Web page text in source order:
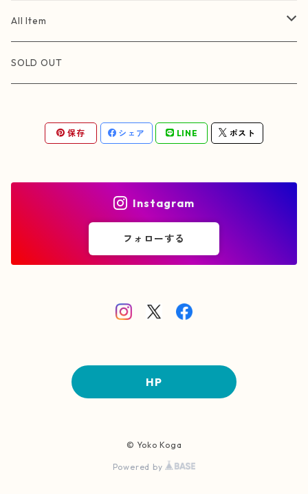
All Item
制作年から選ぶ
2023年作品
Nymph (ニンフ・自然精霊)
着物
動物
サイズから選ぶ
SM号 (158×227 mm)
F3号 (220×273 mm)
S3号 (273×273 mm)
F6号 (318×410 mm)
Goods
SOLD OUT
保存 シェア LINE ポスト
Instagram
フォローする
HP
© Yoko Koga
Powered by